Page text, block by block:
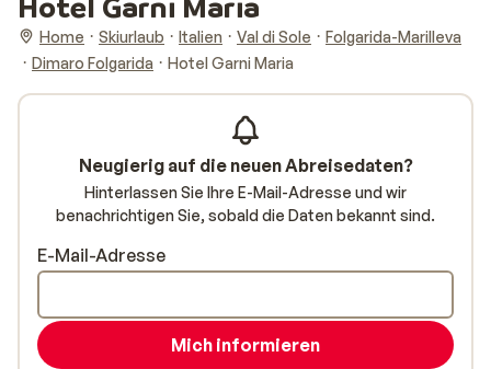
Home Skiurlaub Italien Val di Sole
Folgarida-Marilleva
Dimaro Folgarida
Hotel Garni Maria
Neugierig auf die neuen Abreisedaten?
Hinterlassen Sie Ihre E-Mail-Adresse und wir
benachrichtigen Sie, sobald die Daten bekannt sind.
E-Mail-Adresse
Mich informieren